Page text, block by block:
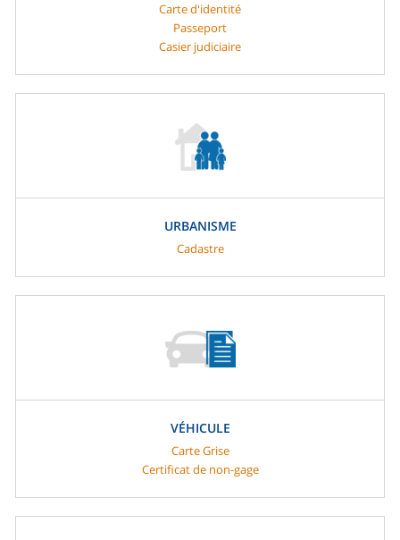
Carte d'identité
Passeport
Casier judiciaire
URBANISME
Cadastre
VÉHICULE
Carte Grise
Certificat de non-gage